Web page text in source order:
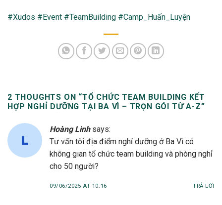
#Xudos #Event #TeamBuilding #Camp_Huấn_Luyện
2 THOUGHTS ON “TỔ CHỨC TEAM BUILDING KẾT
HỢP NGHỈ DƯỠNG TẠI BA VÌ – TRỌN GÓI TỪ A-Z”
Hoàng Linh says:
Tư vấn tôi địa điểm nghỉ dưỡng ở Ba Vì có
không gian tổ chức team building và phòng nghỉ
cho 50 người?
09/06/2025 AT 10:16 TRẢ LỜI